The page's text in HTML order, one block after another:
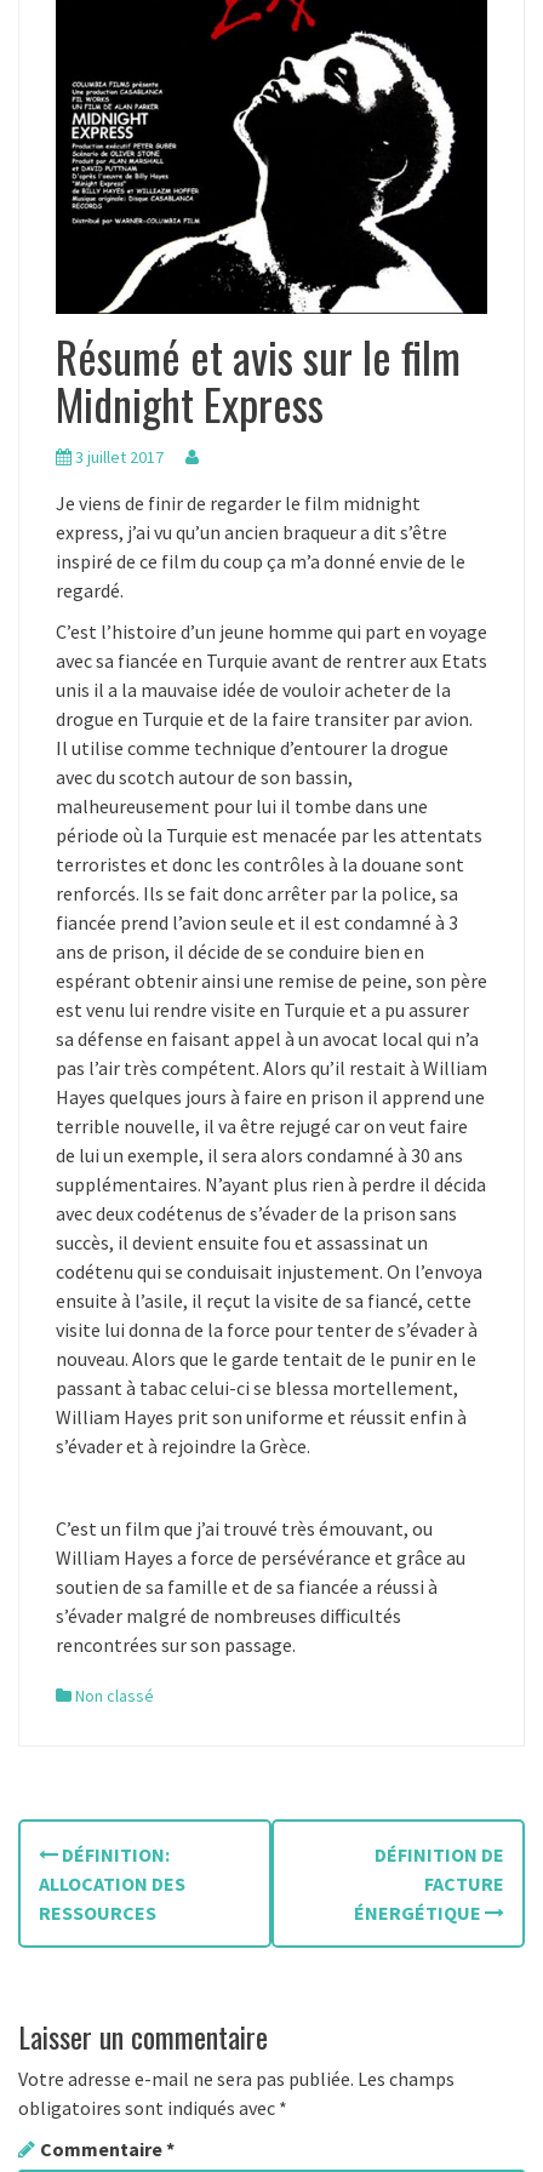
Résumé et avis sur le film
Midnight Express
3 juillet 2017
Je viens de finir de regarder le film midnight
express, j’ai vu qu’un ancien braqueur a dit s’être
inspiré de ce film du coup ça m’a donné envie de le
regardé.
C’est l’histoire d’un jeune homme qui part en voyage
avec sa fiancée en Turquie avant de rentrer aux Etats
unis il a la mauvaise idée de vouloir acheter de la
drogue en Turquie et de la faire transiter par avion.
Il utilise comme technique d’entourer la drogue
avec du scotch autour de son bassin,
malheureusement pour lui il tombe dans une
période où la Turquie est menacée par les attentats
terroristes et donc les contrôles à la douane sont
renforcés. Ils se fait donc arrêter par la police, sa
fiancée prend l’avion seule et il est condamné à 3
ans de prison, il décide de se conduire bien en
espérant obtenir ainsi une remise de peine, son père
est venu lui rendre visite en Turquie et a pu assurer
sa défense en faisant appel à un avocat local qui n’a
pas l’air très compétent. Alors qu’il restait à William
Hayes quelques jours à faire en prison il apprend une
terrible nouvelle, il va être rejugé car on veut faire
de lui un exemple, il sera alors condamné à 30 ans
supplémentaires. N’ayant plus rien à perdre il décida
avec deux codétenus de s’évader de la prison sans
succès, il devient ensuite fou et assassinat un
codétenu qui se conduisait injustement. On l’envoya
ensuite à l’asile, il reçut la visite de sa fiancé, cette
visite lui donna de la force pour tenter de s’évader à
nouveau. Alors que le garde tentait de le punir en le
passant à tabac celui-ci se blessa mortellement,
William Hayes prit son uniforme et réussit enfin à
s’évader et à rejoindre la Grèce.
C’est un film que j’ai trouvé très émouvant, ou
William Hayes a force de persévérance et grâce au
soutien de sa famille et de sa fiancée a réussi à
s’évader malgré de nombreuses difficultés
rencontrées sur son passage.
Non classé
N
v
g
a
t
DÉFINITION:
ALLOCATION DES
RESSOURCES
DÉFINITION DE
FACTURE
ÉNERGÉTIQUE
Laisser un commentaire
Votre adresse e-mail ne sera pas publiée. Les champs
obligatoires sont indiqués avec *
Commentaire*